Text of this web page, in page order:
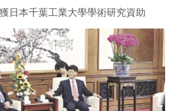
日本千葉工業大學學術研究資助